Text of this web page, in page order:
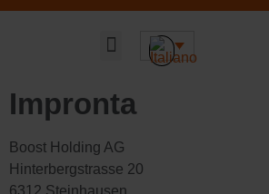
Impronta
Boost Holding AG
Hinterbergstrasse 20
6312 Steinhausen